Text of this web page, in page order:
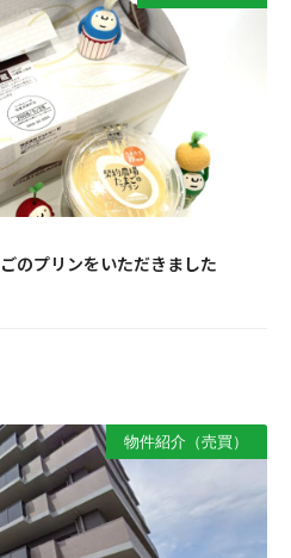
のプリンをいただきました
物件紹介（売買）